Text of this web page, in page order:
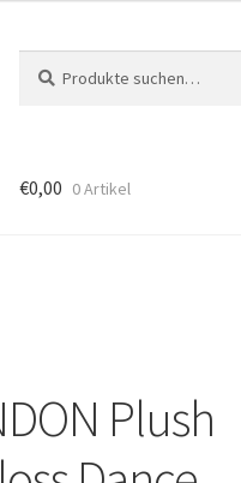
nach:
€0,00 0 Artikel
Plush